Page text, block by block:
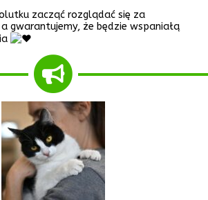
zacząć rozglądać się za
gwarantujemy, że będzie wspaniałą